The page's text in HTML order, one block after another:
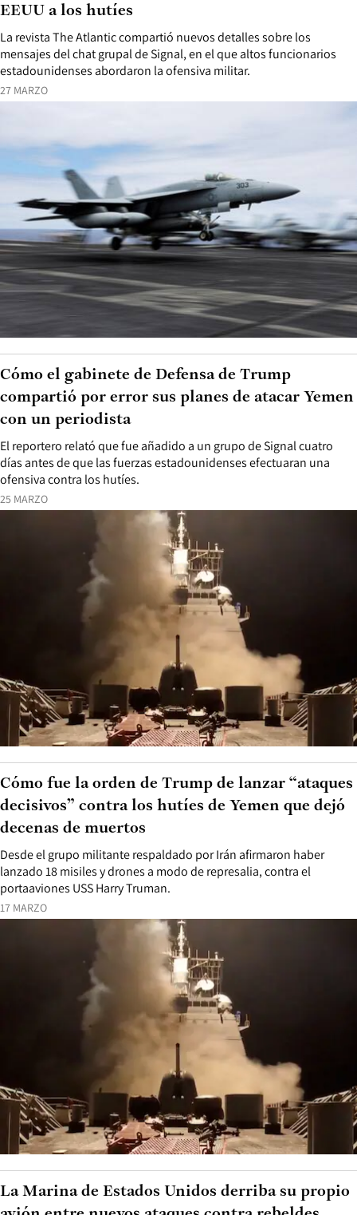
27 MARZO
La revista The Atlantic compartió nuevos detalles sobre los
mensajes del chat grupal de Signal, en el que altos funcionarios
estadounidenses abordaron la ofensiva militar.
EEUU a los hutíes
25 MARZO
El reportero relató que fue añadido a un grupo de Signal cuatro
días antes de que las fuerzas estadounidenses efectuaran una
ofensiva contra los hutíes.
Cómo el gabinete de Defensa de Trump
compartió por error sus planes de atacar Yemen
con un periodista
17 MARZO
Desde el grupo militante respaldado por Irán afirmaron haber
lanzado 18 misiles y drones a modo de represalia, contra el
portaaviones USS Harry Truman.
Cómo fue la orden de Trump de lanzar “ataques
decisivos” contra los hutíes de Yemen que dejó
decenas de muertos
La Marina de Estados Unidos derriba su propio